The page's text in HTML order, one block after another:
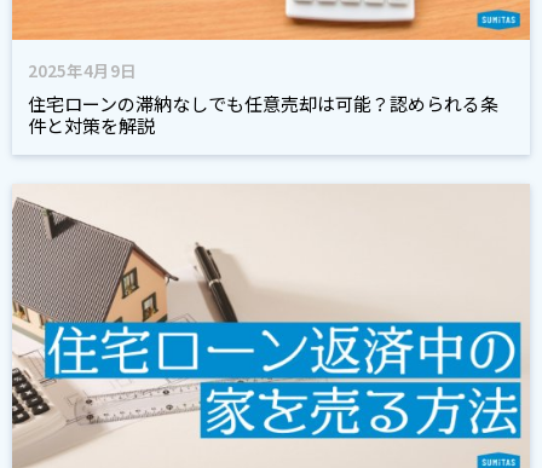
2025年4月9日
住宅ローンの滞納なしでも任意売却は可能？認められる条
件と対策を解説